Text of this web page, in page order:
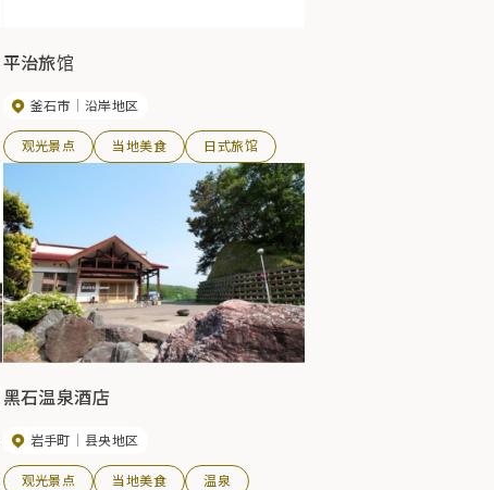
平治旅馆
釜石市 沿岸地区
观光景点 当地美食 日式旅馆
黑石温泉酒店
岩手町 县央地区
观光景点 当地美食
温泉